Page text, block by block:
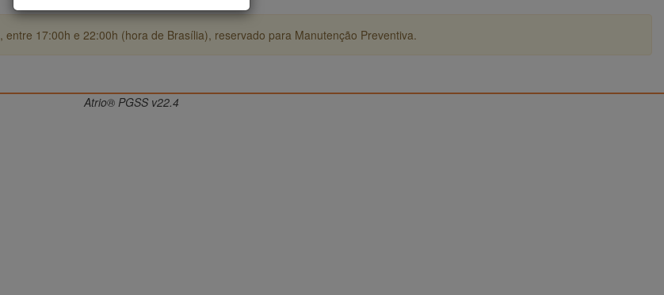
17:00h e 22:00h (hora de Brasília), reservado para Manutenção Preventiva.
Atrio® PGSS v22.4